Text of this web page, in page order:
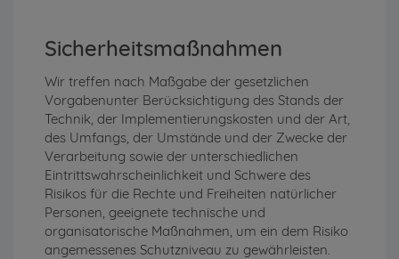
Sicherheitsmaßnahmen
Wir treffen nach Maßgabe der gesetzlichen
Vorgabenunter Berücksichtigung des Stands der
Technik, der Implementierungskosten und der Art,
des Umfangs, der Umstände und der Zwecke der
Verarbeitung sowie der unterschiedlichen
Eintrittswahrscheinlichkeit und Schwere des
Risikos für die Rechte und Freiheiten natürlicher
Personen, geeignete technische und
organisatorische Maßnahmen, um ein dem Risiko
angemessenes Schutzniveau zu gewährleisten.